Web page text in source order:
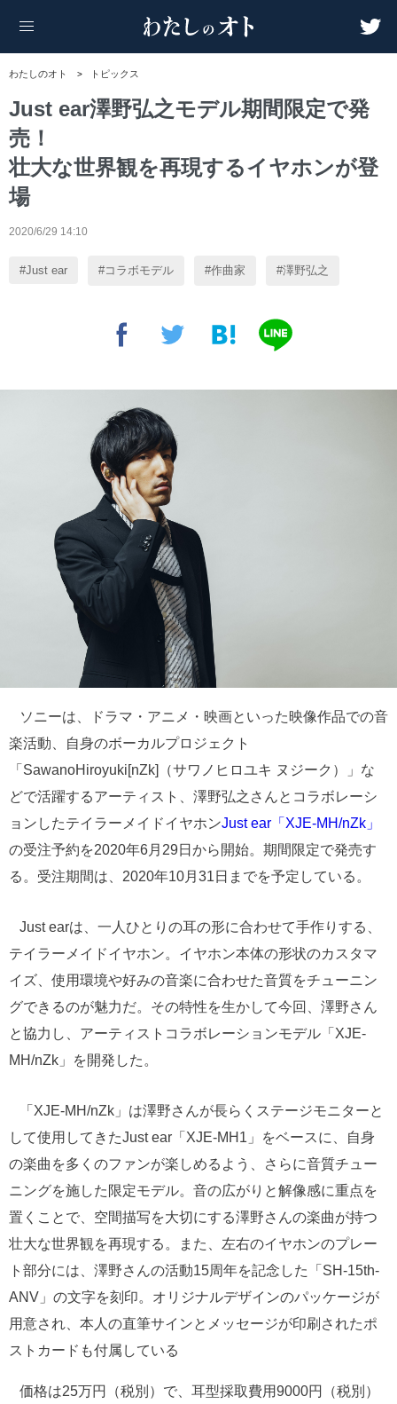
わたしのオト トピックス
Just ear澤野弘之モデル期間限定で発
売！
壮大な世界観を再現するイヤホンが登
場
2020/6/29 14:10
Just ear コラボモデル 作曲家 澤野弘之
ソニーは、ドラマ・アニメ・映画といった映像作品での音
楽活動、自身のボーカルプロジェクト
「SawanoHiroyuki[nZk]（サワノヒロユキ ヌジーク）」な
どで活躍するアーティスト、澤野弘之さんとコラボレーシ
ョンしたテイラーメイドイヤホンJust ear「XJE-MH/nZk」
の受注予約を2020年6月29日から開始。期間限定で発売す
る。受注期間は、2020年10月31日までを予定している。
Just earは、一人ひとりの耳の形に合わせて手作りする、
テイラーメイドイヤホン。イヤホン本体の形状のカスタマ
イズ、使用環境や好みの音楽に合わせた音質をチューニン
グできるのが魅力だ。その特性を生かして今回、澤野さん
と協力し、アーティストコラボレーションモデル「XJE-
MH/nZk」を開発した。
「XJE-MH/nZk」は澤野さんが長らくステージモニターと
して使用してきたJust ear「XJE-MH1」をベースに、自身
の楽曲を多くのファンが楽しめるよう、さらに音質チュー
ニングを施した限定モデル。音の広がりと解像感に重点を
置くことで、空間描写を大切にする澤野さんの楽曲が持つ
壮大な世界観を再現する。また、左右のイヤホンのプレー
ト部分には、澤野さんの活動15周年を記念した「SH-15th-
ANV」の文字を刻印。オリジナルデザインのパッケージが
用意され、本人の直筆サインとメッセージが印刷されたポ
ストカードも付属している
価格は25万円（税別）で、耳型採取費用9000円（税別）